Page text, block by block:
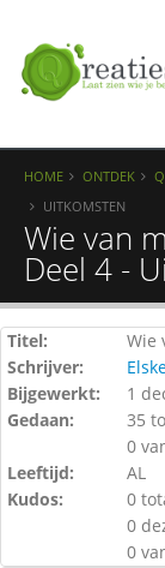
HOME ONTDEK
UITKOMSTEN
Wie van
Deel 4 -
Titel:
Wie
Schrijver:
Bijgewerkt:
1
Gedaan:
35
0
Leeftijd:
AL
Kudos:
0
0
0